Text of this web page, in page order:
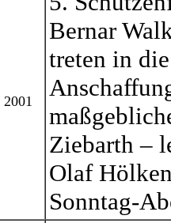
2001
Bernar
treten in
Ziebarth –
Olaf
Sonntag-